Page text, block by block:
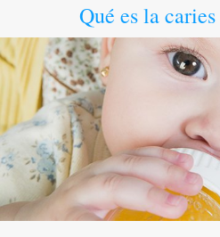
Qué es la